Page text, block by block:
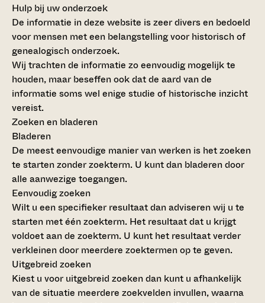
Hulp bij uw onderzoek
De informatie in deze website is zeer divers en bedoeld
voor mensen met een belangstelling voor historisch of
genealogisch onderzoek.
Wij trachten de informatie zo eenvoudig mogelijk te
houden, maar beseffen ook dat de aard van de
informatie soms wel enige studie of historische inzicht
vereist.
Zoeken en bladeren
Bladeren
De meest eenvoudige manier van werken is het zoeken
te starten zonder zoekterm. U kunt dan bladeren door
alle aanwezige toegangen.
Eenvoudig zoeken
Wilt u een specifieker resultaat dan adviseren wij u te
starten met één zoekterm. Het resultaat dat u krijgt
voldoet aan de zoekterm. U kunt het resultaat verder
verkleinen door meerdere zoektermen op te geven.
Uitgebreid zoeken
Kiest u voor uitgebreid zoeken dan kunt u afhankelijk
van de situatie meerdere zoekvelden invullen, waarna